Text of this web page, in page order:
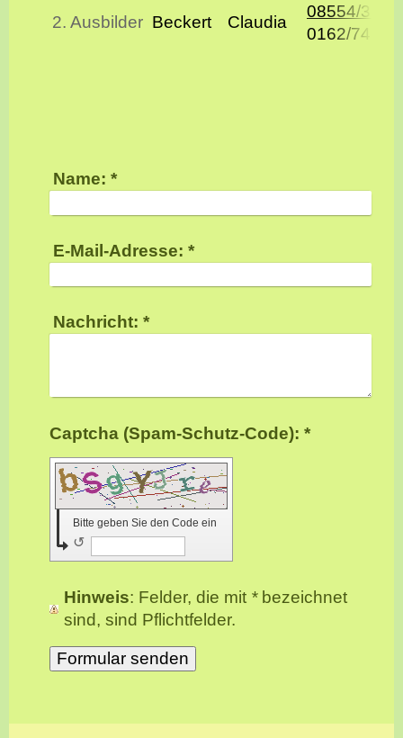
2. Ausbilder Beckert Claudia
08554/
0162/
Name: *
E-Mail-Adresse: *
Nachricht: *
Captcha (Spam-Schutz-Code): *
Bitte geben Sie den Code ein
↺
Hinweis : Felder, die mit *bezeichnet
sind, sind Pflichtfelder.